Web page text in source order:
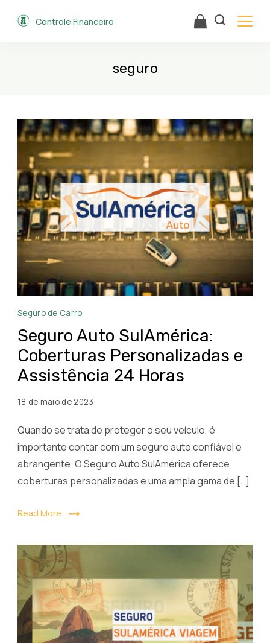
Controle Financeiro
seguro
Seguro
SulAmérica
Coberturas
Personalizadas
Assistência
Horas
Seguro de Carro
Seguro Auto SulAmérica:
Coberturas Personalizadas e
Assistência 24 Horas
18 de maio de 2023
Quando se trata de proteger o seu veículo, é
importante contar com um seguro auto confiável e
abrangente. O Seguro Auto SulAmérica oferece
coberturas personalizadas e uma ampla gama de […]
Read More